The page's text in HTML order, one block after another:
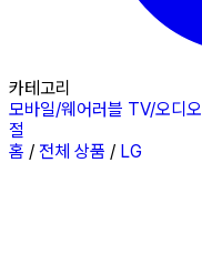
카테고리
모바일/웨어러블 TV/오디오
절
홈 / 전체 상품 / LG